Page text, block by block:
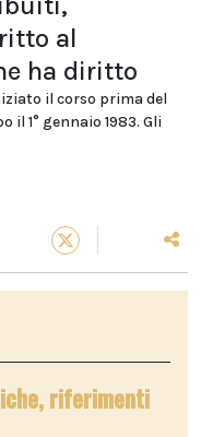
al
ha diritto
il corso prima del
il 1° gennaio 1983. Gli
riferimenti